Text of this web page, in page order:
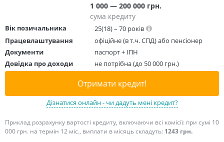
1 000 — 200 000 грн.
сума кредиту
Вік позичальника
25(18) – 70 років
Працевлаштування
офіційне (в т.ч. СПД) або пенсіонер
Документи
паспорт + ІПН
Довідка про доходи
не потрібна (до 50 000 грн.)
Отримати кредит!
Дізнатися онлайн - чи дадуть мені кредит?
Приклад розрахунку вартості кредиту, включаючи всі комісії: при сумі 10
000 грн. на термін 12 міс., виплати в місяць складуть: 1243 грн.